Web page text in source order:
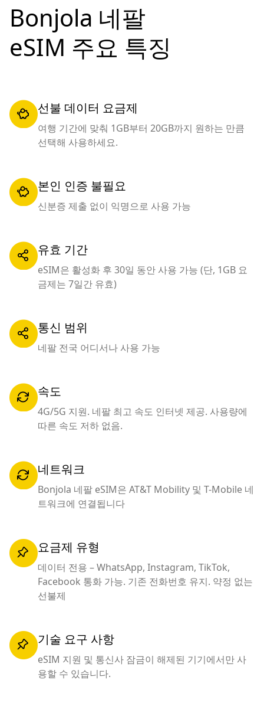
Bonjola 네팔
eSIM 주요 특징
선불 데이터 요금제
여행 기간에 맞춰 1GB부터 20GB까지 원하는 만큼
선택해 사용하세요.
본인 인증 불필요
신분증 제출 없이 익명으로 사용 가능
유효 기간
eSIM은 활성화 후 30일 동안 사용 가능 (단, 1GB 요
금제는 7일간 유효)
통신 범위
네팔 전국 어디서나 사용 가능
속도
4G/5G 지원. 네팔 최고 속도 인터넷 제공. 사용량에
따른 속도 저하 없음.
네트워크
Bonjola 네팔 eSIM은 AT&T Mobility 및 T-Mobile 네
트워크에 연결됩니다
요금제 유형
데이터 전용 – WhatsApp, Instagram, TikTok,
Facebook 통화 가능. 기존 전화번호 유지. 약정 없는
선불제
기술 요구 사항
eSIM 지원 및 통신사 잠금이 해제된 기기에서만 사
용할 수 있습니다.